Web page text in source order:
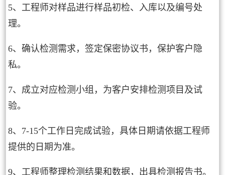
5、工程师对样品进行样品初检、入库以及编号处
理。
6、确认检测需求，签定保密协议书，保护客户隐
私。
7、成立对应检测小组，为客户安排检测项目及试
验。
8、7-15个工作日完成试验，具体日期请依据工程师
提供的日期为准。
9、工程师整理检测结果和数据，出具检测报告书。